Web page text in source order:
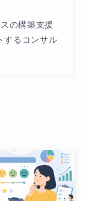
の構築支援
するコンサル